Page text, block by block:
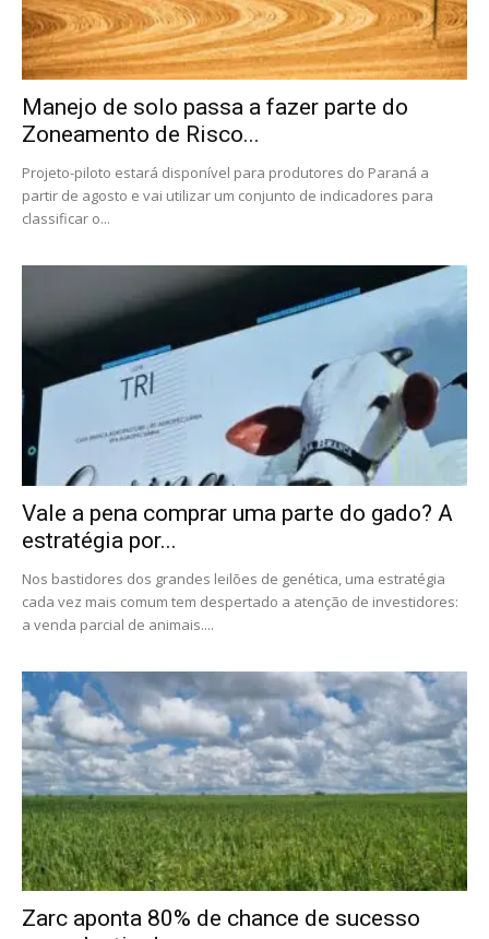
Manejo de solo passa a fazer parte do
Zoneamento de Risco...
Projeto-piloto estará disponível para produtores do Paraná a
partir de agosto e vai utilizar um conjunto de indicadores para
classificar o...
Vale a pena comprar uma parte do gado? A
estratégia por...
Nos bastidores dos grandes leilões de genética, uma estratégia
cada vez mais comum tem despertado a atenção de investidores:
a venda parcial de animais....
Zarc aponta 80% de chance de sucesso